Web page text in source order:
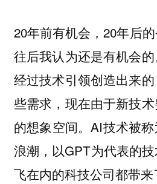
20年前有机会，20年后
往后我认为还是有机会
经过技术引领创造出来
些需求，现在由于新技
的想象空间。AI技术被
浪潮，以GPT为代表的
飞在内的科技公司都带来